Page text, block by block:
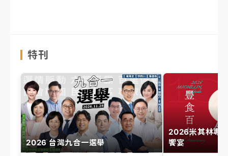
特刊
2026 台灣九合一選舉
2026米其林專
饗宴